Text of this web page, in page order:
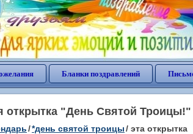
Бланки поздравлений
открытка "День Святой Троицы!"
/*день святой троицы/ эта открытка